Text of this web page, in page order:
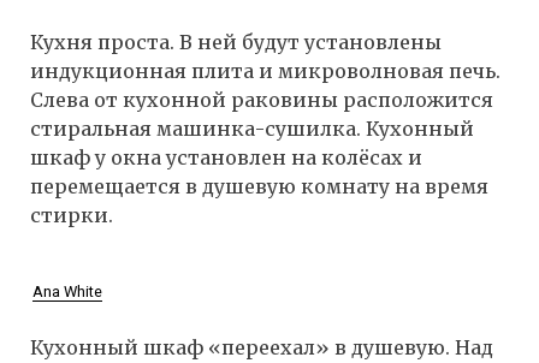
Кухня проста. В ней будут установлены
индукционная плита и микроволновая печь.
Слева от кухонной раковины расположится
стиральная машинка-сушилка. Кухонный
шкаф у окна установлен на колёсах и
перемещается в душевую комнату на время
стирки.
Ana White
Кухонный шкаф «переехал» в душевую. Над